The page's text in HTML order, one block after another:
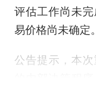
评估工作尚未
易价格尚未确定。
公告提示，本